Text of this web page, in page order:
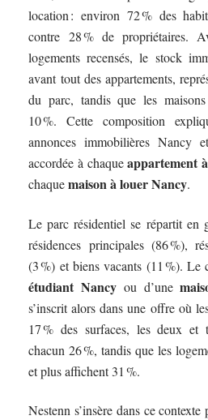
location : environ 72 % des
contre 28 % de propriétaires.
logements recensés, le stock
avant tout des appartements,
du parc, tandis que les
10 %. Cette composition
annonces immobilières Nancy
accordée à chaqueappartement
chaquemaison à louer Nancy.
Le parc résidentiel se répartit en
résidences principales (86 %),
(3 %) et biens vacants (11 %). Le
étudiant Nancy ou d’une
s’inscrit alors dans une offre où
17 % des surfaces, les deux et
chacun 26 %, tandis que les
et plus affichent 31 %.
Nestenn s’insère dans ce contexte